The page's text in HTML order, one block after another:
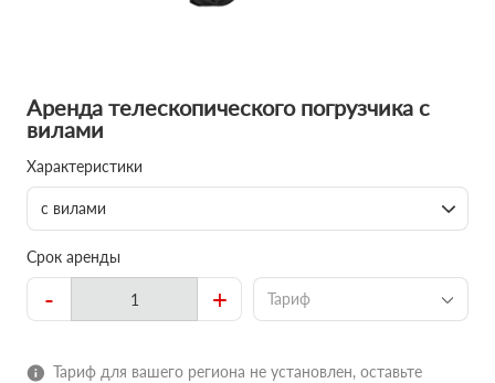
Аренда телескопического погрузчика с
вилами
Характеристики
с вилами
Срок аренды
- + Тариф
Тариф для вашего региона не установлен, оставьте